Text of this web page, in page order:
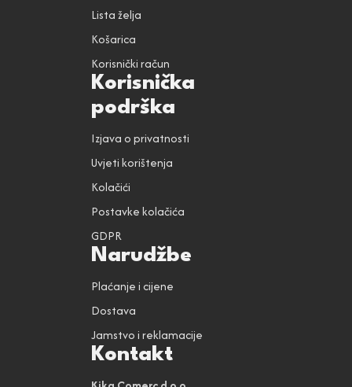
Lista želja
Košarica
Korisnički račun
Korisnička
podrška
Izjava o privatnosti
Uvjeti korištenja
Kolačići
Postavke kolačića
GDPR
Narudžbe
Plaćanje i cijene
Dostava
Jamstvo i reklamacije
Kontakt